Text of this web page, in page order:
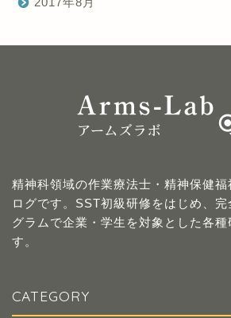
精神科領域の作業療法士・精神保健
ログです。SST初級研修をはじめ、完
グラムで企業・学生を対象とした各種
す。
CATEGORY